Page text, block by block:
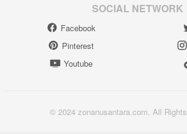
SOCIAL NETWORK
Facebook
Pinterest
Youtube
© 2024 zonanusantara.com. All